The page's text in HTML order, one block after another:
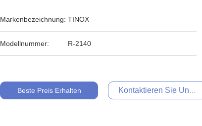
Markenbezeichnung: TINOX
Modellnummer: R-2140
Beste Preis Erhalten Kontaktieren Sie Uns